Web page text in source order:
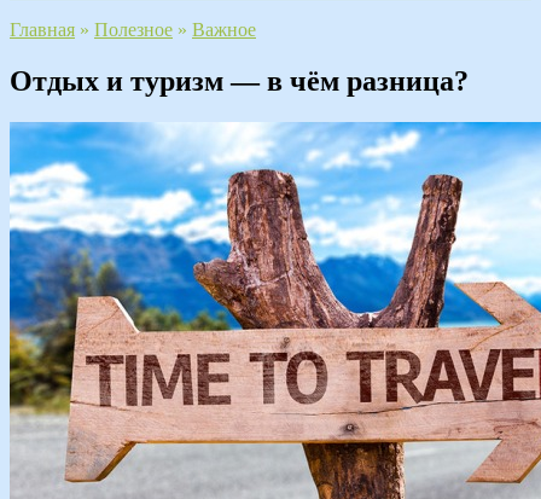
Главная » Полезное » Важное
Отдых и туризм — в чём разница?